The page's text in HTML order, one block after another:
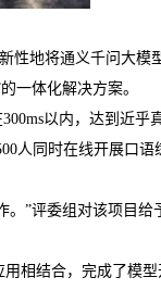
性地将通义千问大模
一体化解决方案。
以内，达到近乎
人同时在线开展口语
。”评委组对该项目给
用相结合，完成了模型